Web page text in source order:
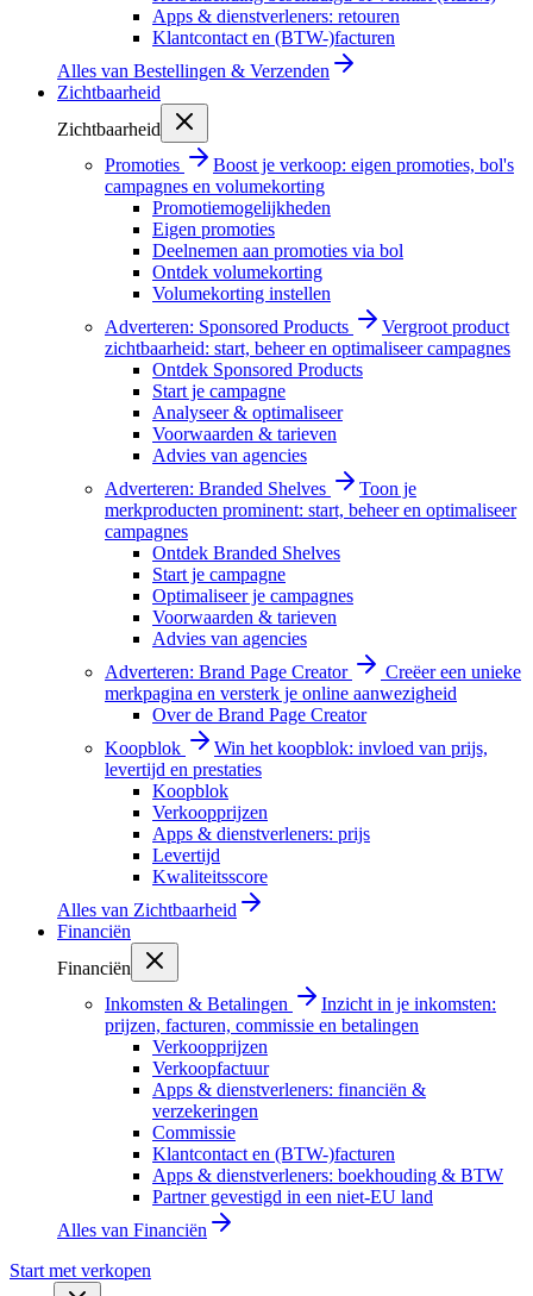
Apps & dienstverleners: retouren
Klantcontact en (BTW-)facturen
Alles van Bestellingen & Verzenden
Zichtbaarheid
Zichtbaarheid
Promoties
Boost je verkoop: eigen promoties, bol's
campagnes en volumekorting
Promotiemogelijkheden
Eigen promoties
Deelnemen aan promoties via bol
Ontdek volumekorting
Volumekorting instellen
Adverteren: Sponsored Products
Vergroot product
zichtbaarheid: start, beheer en optimaliseer campagnes
Ontdek Sponsored Products
Start je campagne
Analyseer & optimaliseer
Voorwaarden & tarieven
Advies van agencies
Adverteren: Branded Shelves
Toon je
merkproducten prominent: start, beheer en optimaliseer
campagnes
Ontdek Branded Shelves
Start je campagne
Optimaliseer je campagnes
Voorwaarden & tarieven
Advies van agencies
Adverteren: Brand Page Creator
Creëer een unieke
merkpagina en versterk je online aanwezigheid
Over de Brand Page Creator
Koopblok
Win het koopblok: invloed van prijs,
levertijd en prestaties
Koopblok
Verkoopprijzen
Apps & dienstverleners: prijs
Levertijd
Kwaliteitsscore
Alles van Zichtbaarheid
Financiën
Financiën
Inkomsten & Betalingen
Inzicht in je inkomsten:
prijzen, facturen, commissie en betalingen
Verkoopprijzen
Verkoopfactuur
Apps & dienstverleners: financiën &
verzekeringen
Commissie
Klantcontact en (BTW-)facturen
Apps & dienstverleners: boekhouding & BTW
Partner gevestigd in een niet-EU land
Alles van Financiën
Start met verkopen